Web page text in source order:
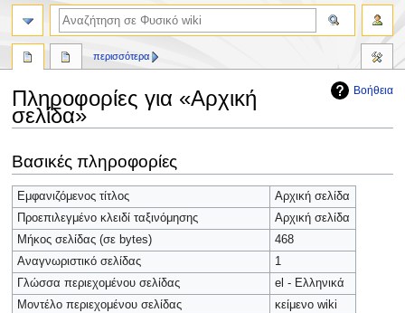
Βοήθεια
Πληροφορίες για «Αρχική
σελίδα»
στην
πλοήγηση
στην
αναζήτηση
Βασικές πληροφορίες
Εμφανιζόμενος τίτλος
Αρχική σελίδα
Προεπιλεγμένο κλειδί ταξινόμησης
Αρχική σελίδα
Μήκος σελίδας (σε bytes)
468
Αναγνωριστικό σελίδας
1
Γλώσσα περιεχομένου σελίδας
el - Ελληνικά
Μοντέλο περιεχομένου σελίδας
κείμενο wiki
περισσότερα